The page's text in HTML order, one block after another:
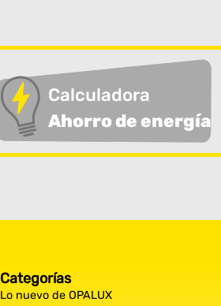
Calculadora
Ahorro de energía
Categorías
Lo nuevo de OPALUX